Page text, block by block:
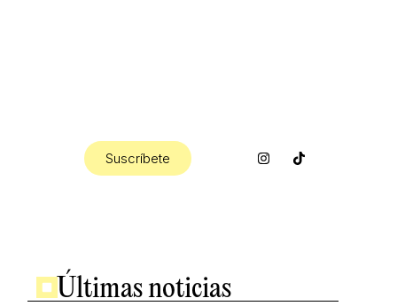
Suscríbete I
n
Últimas noticias